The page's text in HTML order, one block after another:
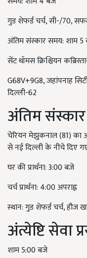
गुड शेफर्ड चर्च, सी-/70,
अंतिम संस्कार समय: शाम
सेंट थॉमस क्रिश्चियन
G68V+9G8, जहांपनाह
दिल्ली-62
अंतिम
चेरियन मेझुकनाल (81) का
से नई दिल्ली के नीचे दिए
️घर की प्रार्थना: 3:00 बजे
चर्च प्रार्थना: 4:00 अपराह्न
स्थान: गुड शेफर्ड चर्च, हौज
अंत्येष्टि सेवा
शाम 5:00 बजे